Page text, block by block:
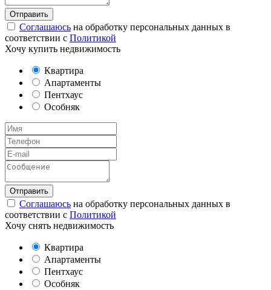
Соглашаюсь на обработку персональных данных в
соответствии с Политикой
Хочу купить недвижимость
Квартира
Апартаменты
Пентхаус
Особняк
Соглашаюсь на обработку персональных данных в
соответствии с Политикой
Хочу снять недвижимость
Квартира
Апартаменты
Пентхаус
Особняк